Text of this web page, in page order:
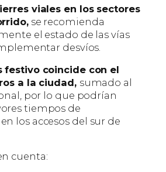
viales en los sectores
se recomienda
el estado de las vías
desvíos.
festivo coincide con el
a la ciudad, sumado al
por lo que podrían
tiempos de
los accesos del sur de
cuenta: